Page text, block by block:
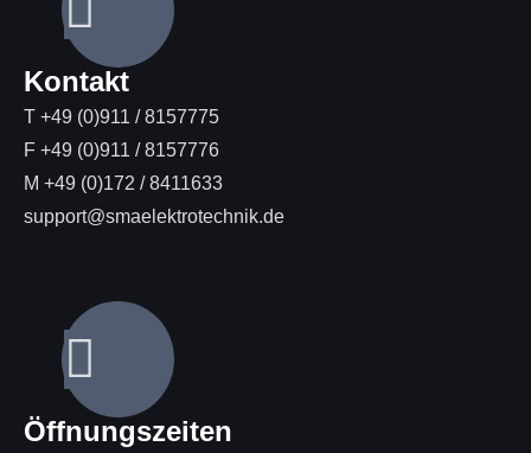
Kontakt
T +49 (0)911 / 8157775
F +49 (0)911 / 8157776
M +49 (0)172 / 8411633
support@smaelektrotechnik.de
Öffnungszeiten